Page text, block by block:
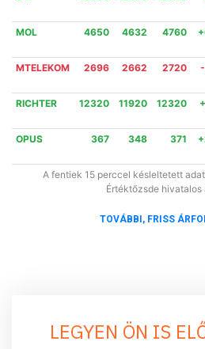
MOL
4650 4632 4760
MTELEKOM
2696 2662 2720
RICHTER
12320 11920 12320
OPUS
367 348 371
A fentiek 15 perccel késleltetett
Értéktőzsde
TOVÁBBI, FRISS
LEGYEN ÖN IS